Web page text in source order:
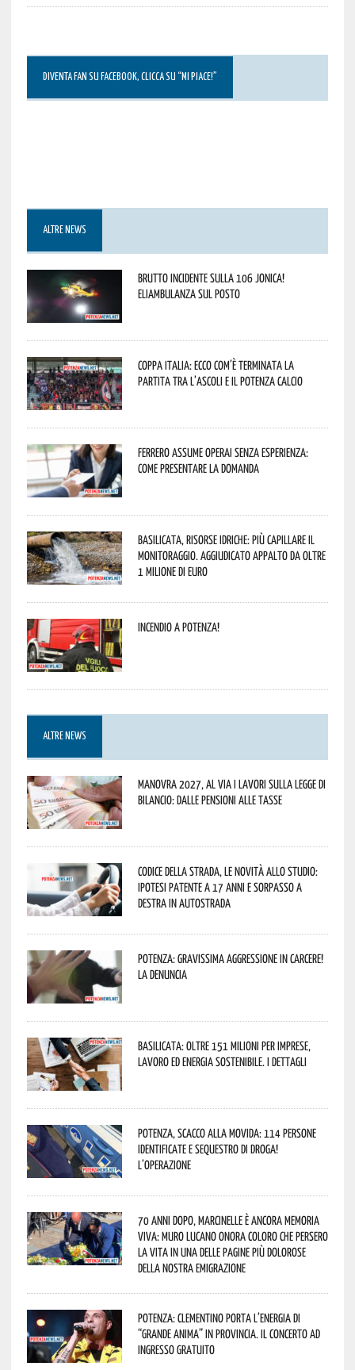
DIVENTA FAN SU FACEBOOK, CLICCA SU “MI PIACE!”
ALTRE NEWS
Brutto incidente sulla 106 Jonica!
Eliambulanza sul posto
Coppa Italia: ecco com’è terminata la
partita tra l’Ascoli e il Potenza Calcio
Ferrero assume operai senza esperienza:
come presentare la domanda
Basilicata, Risorse idriche: più capillare il
monitoraggio. Aggiudicato appalto da oltre
1 milione di euro
Incendio a Potenza!
ALTRE NEWS
Manovra 2027, al via i lavori sulla Legge di
Bilancio: dalle pensioni alle tasse
Codice della strada, le novità allo studio:
ipotesi patente a 17 anni e sorpasso a
destra in autostrada
Potenza: gravissima aggressione in Carcere!
La denuncia
Basilicata: oltre 151 milioni per imprese,
lavoro ed energia sostenibile. I dettagli
Potenza, scacco alla movida: 114 persone
identificate e sequestro di droga!
L’operazione
70 anni dopo, Marcinelle è ancora memoria
viva: Muro Lucano onora coloro che persero
la vita in una delle pagine più dolorose
della nostra emigrazione
Potenza: Clementino porta l’energia di
“Grande Anima” in provincia. Il concerto ad
ingresso gratuito